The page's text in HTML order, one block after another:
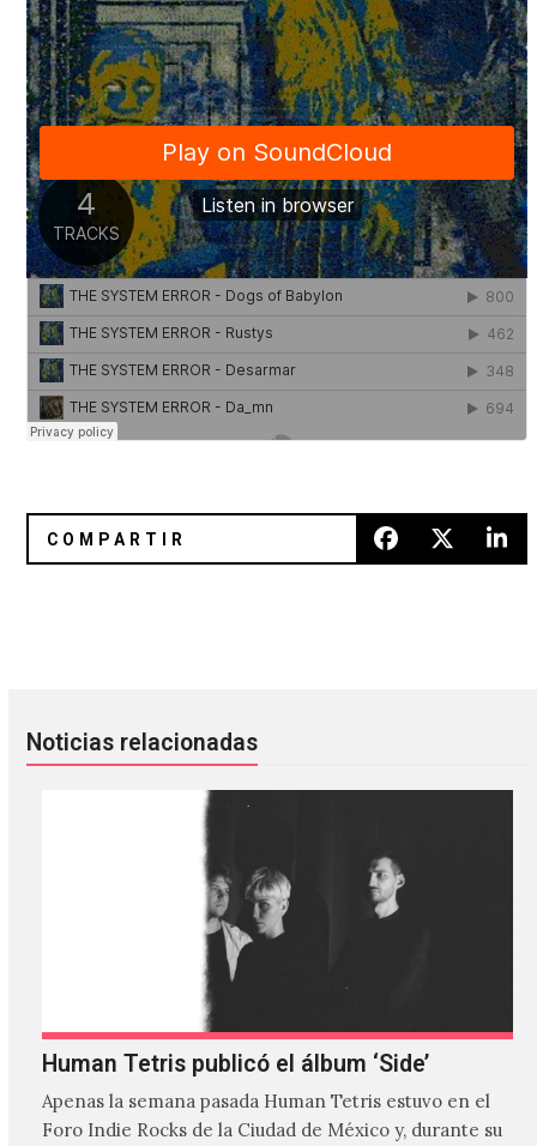
Noticias relacionadas
Human Tetris publicó el álbum ‘Side’
Apenas la semana pasada Human Tetris estuvo en el
Foro Indie Rocks de la Ciudad de México y, durante su